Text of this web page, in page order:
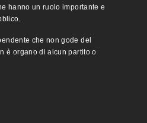
hanno un ruolo importante e
che non gode del
è organo di alcun partito o